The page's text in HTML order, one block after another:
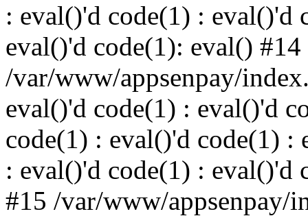
: eval()'d code(1) : eval()'d
eval()'d code(1): eval() #14
/var/www/appsenpay/
eval()'d code(1) : eval()'d
code(1) : eval()'d code(1) :
: eval()'d code(1) : eval()'d
#15 /var/www/appsenpay/